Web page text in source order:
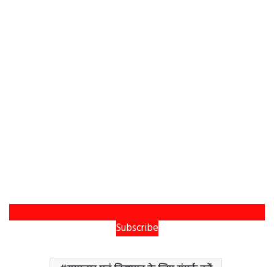
Subscribe